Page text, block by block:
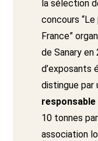
la sélection
concours
France”
de Sanary
d’exposants
distingue par
responsable
10 tonnes
association